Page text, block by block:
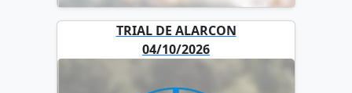
TRIAL DE ALARCON
04/10/2026